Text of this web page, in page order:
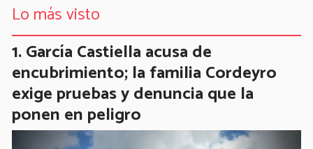
Lo más visto
García Castiella acusa de
encubrimiento; la familia Cordeyro
exige pruebas y denuncia que la
ponen en peligro